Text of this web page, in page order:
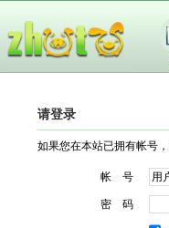
请登录
如果您在本站已拥有帐号
帐 号
密 码